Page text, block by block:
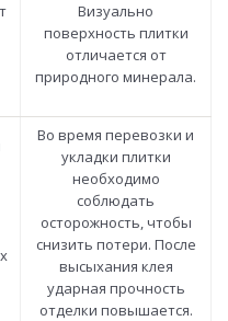
Визуально
поверхность плитки
отличается от
природного минерала.
Во время перевозки и
укладки плитки
необходимо
соблюдать
осторожность, чтобы
снизить потери. После
высыхания клея
ударная прочность
отделки повышается.